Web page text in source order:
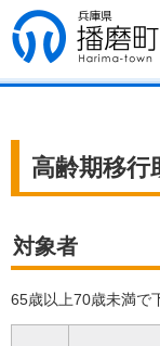
兵庫県 播磨
町
高齢期移行
対象者
65歳以上70歳未満で